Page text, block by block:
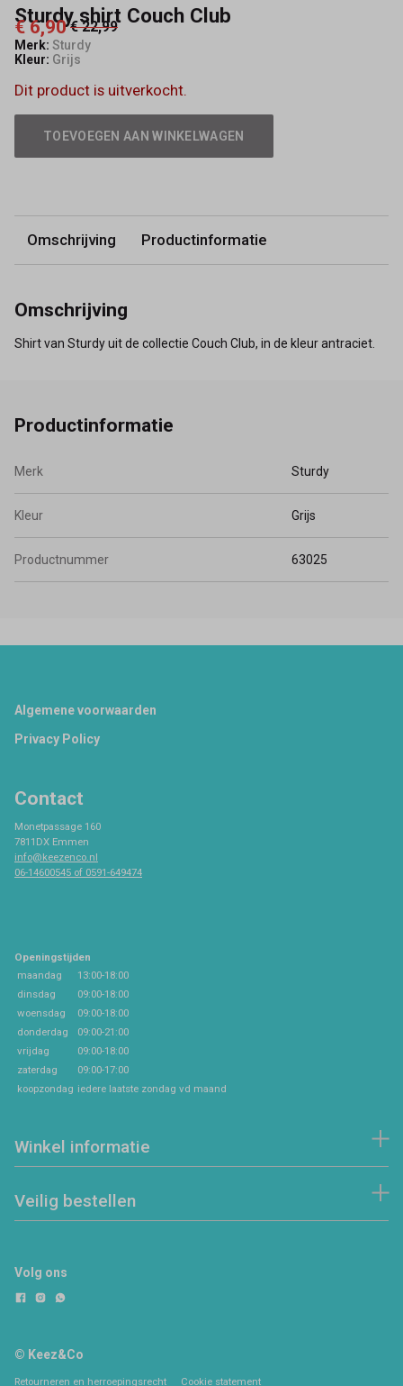
Sturdy shirt Couch Club
€ 6,90 € 22,99
Merk: Sturdy
Kleur: Grijs
Dit product is uitverkocht.
TOEVOEGEN AAN WINKELWAGEN
Omschrijving Productinformatie
Omschrijving
Shirt van Sturdy uit de collectie Couch Club, in de kleur antraciet.
Productinformatie
Merk Sturdy
Kleur Grijs
Productnummer 63025
Footer
Algemene voorwaarden
Privacy Policy
Contact
Monetpassage 160
7811DX Emmen
info@keezenco.nl
06-14600545 of 0591-649474
Openingstijden
maandag
13:00-18:00
dinsdag
09:00-18:00
woensdag
09:00-18:00
donderdag
09:00-21:00
vrijdag
09:00-18:00
zaterdag
09:00-17:00
koopzondag iedere laatste zondag vd maand
Winkel informatie
Veilig bestellen
Volg ons
© Keez&Co
Retourneren en herroepingsrecht Cookie statement